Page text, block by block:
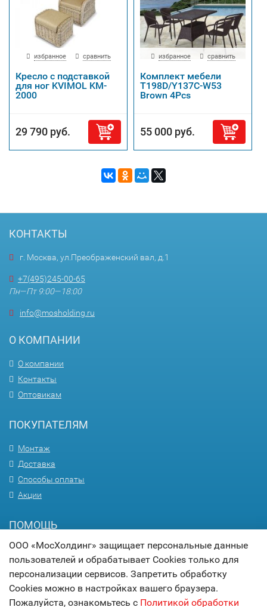
избранное сравнить
Кресло с подставкой
для ног KVIMOL KM-
2000
29 790 руб.
избранное сравнить
Комплект мебели
T198D/Y137C-W53
Brown 4Pcs
55 000 руб.
КОНТАКТЫ
г. Москва, ул.Преображенский вал, д.1
+7(495)245-00-65
Пн—Пт 9:00—18:00
info@mosholding.ru
О КОМПАНИИ
О компании
Контакты
Оптовикам
ПОКУПАТЕЛЯМ
Монтаж
Доставка
Способы оплаты
Акции
ПОМОЩЬ
Вопрос-ответ
Гарантия
Статьи
ООО «МосХолдинг» защищает персональные данные
пользователей и обрабатывает Cookies только для
персонализации сервисов. Запретить обработку
Cookies можно в настройках вашего браузера.
Пожалуйста, ознакомьтесь с Политикой обработки